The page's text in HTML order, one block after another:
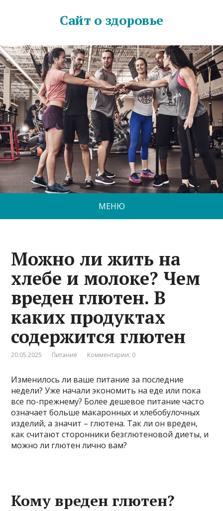
Сайт о здоровье
МЕНЮ
Можно ли жить на
хлебе и молоке? Чем
вреден глютен. В
каких продуктах
содержится глютен
20.05.2025 Питание Комментарии: 0
Изменилось ли ваше питание за последние
недели? Уже начали экономить на еде или пока
все по-прежнему? Более дешевое питание часто
означает больше макаронных и хлебобулочных
изделий, а значит – глютена. Так ли он вреден,
как считают сторонники безглютеновой диеты, и
можно ли глютен лично вам?
Кому вреден глютен?